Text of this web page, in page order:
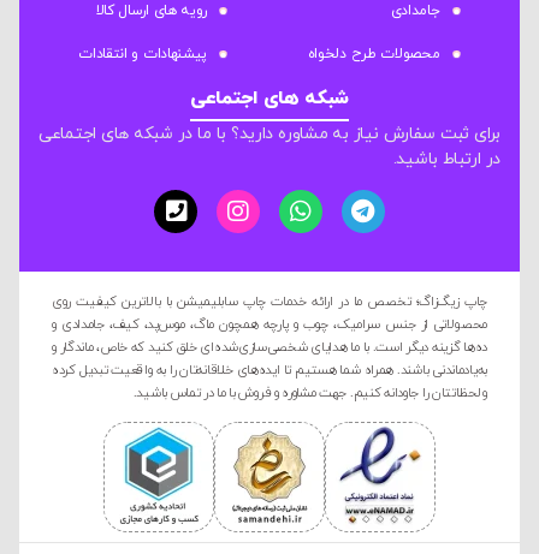
جامدادی
محصولات طرح دلخواه
رویه های ارسال کالا
پیشنهادات و انتقادات
شبکه های اجتماعی
برای ثبت سفارش نیاز به مشاوره دارید؟ با ما در شبکه های اجتماعی
در ارتباط باشید.
چاپ زیگ‌زاگ؛ تخصص ما در ارائه خدمات چاپ سابلیمیشن با بالاترین کیفیت روی
محصولاتی از جنس سرامیک، چوب و پارچه همچون ماگ، موس‌پد، کیف، جامدادی و
ده‌ها گزینه دیگر است. با ما هدایای شخصی‌سازی‌شده‌ای خلق کنید که خاص، ماندگار و
به‌یادماندنی باشند. همراه شما هستیم تا ایده‌های خلاقانه‌تان را به واقعیت تبدیل کرده
و لحظاتتان را جاودانه کنیم. جهت مشاوره و فروش با ما در تماس باشید.